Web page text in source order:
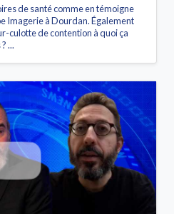
de santé comme en témoigne
Imagerie à Dourdan. Également
culotte de contention à quoi ça
...